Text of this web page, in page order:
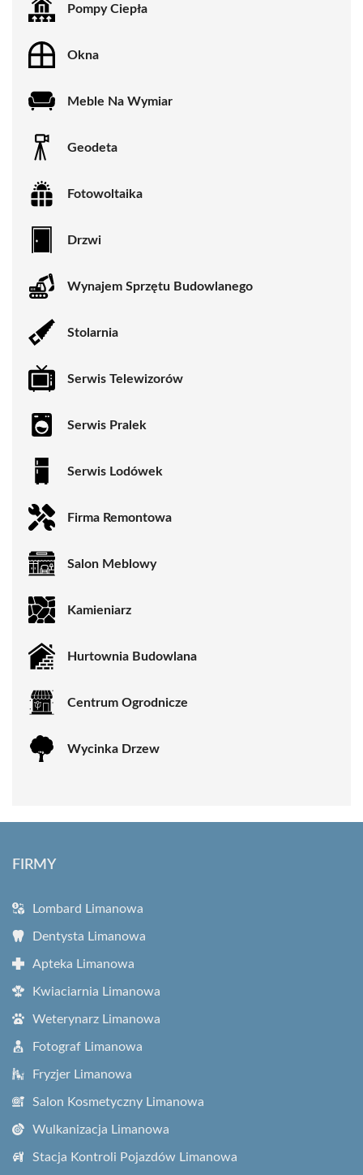
Pompy Ciepła
Okna
Meble Na Wymiar
Geodeta
Fotowoltaika
Drzwi
Wynajem Sprzętu Budowlanego
Stolarnia
Serwis Telewizorów
Serwis Pralek
Serwis Lodówek
Firma Remontowa
Salon Meblowy
Kamieniarz
Hurtownia Budowlana
Centrum Ogrodnicze
Wycinka Drzew
FIRMY
Lombard Limanowa
Dentysta Limanowa
Apteka Limanowa
Kwiaciarnia Limanowa
Weterynarz Limanowa
Fotograf Limanowa
Fryzjer Limanowa
Salon Kosmetyczny Limanowa
Wulkanizacja Limanowa
Stacja Kontroli Pojazdów Limanowa